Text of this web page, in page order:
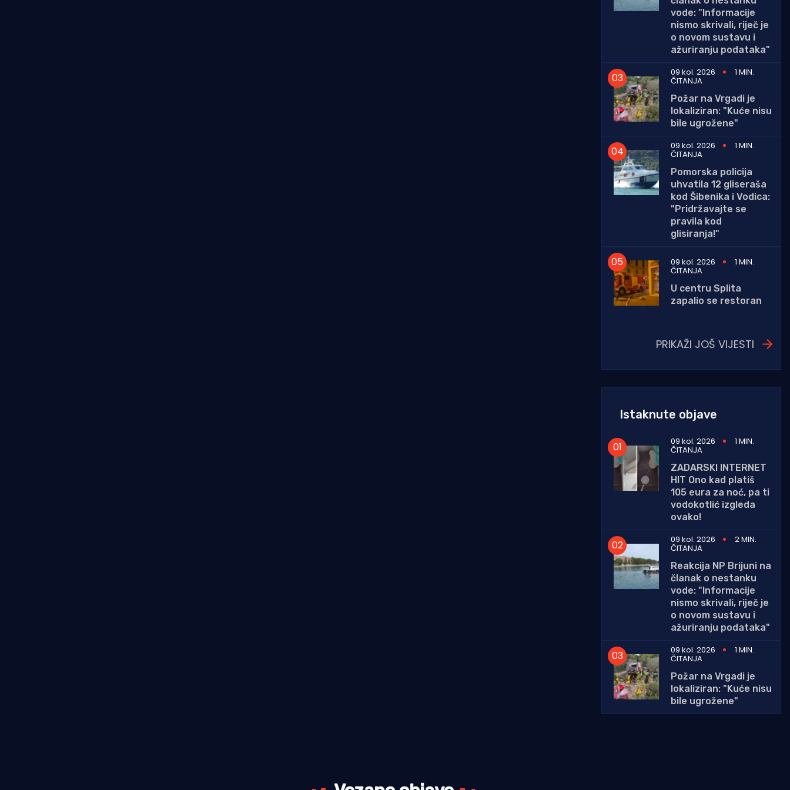
vode: "Informacije
nismo skrivali, riječ je
o novom sustavu i
ažuriranju podataka"
09 kol. 2026
1 MIN.
ČITANJA
Požar na Vrgadi je
lokaliziran: "Kuće nisu
bile ugrožene"
09 kol. 2026
1 MIN.
ČITANJA
Pomorska policija
uhvatila 12 gliseraša
kod Šibenika i Vodica:
"Pridržavajte se
pravila kod
glisiranja!"
09 kol. 2026 1 MIN.
ČITANJA
U centru Splita
zapalio se restoran
PRIKAŽI JOŠ VIJESTI
Istaknute objave
09 kol. 2026 1 MIN.
ČITANJA
ZADARSKI INTERNET
HIT Ono kad platiš
105 eura za noć, pa ti
vodokotlić izgleda
ovako!
09 kol. 2026
2 MIN.
ČITANJA
Reakcija NP Brijuni na
članak o nestanku
vode: "Informacije
nismo skrivali, riječ je
o novom sustavu i
ažuriranju podataka"
09 kol. 2026
1 MIN.
ČITANJA
Požar na Vrgadi je
lokaliziran: "Kuće nisu
bile ugrožene"